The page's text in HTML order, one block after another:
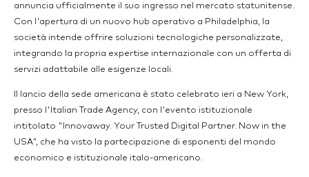
annuncia ufficialmente il suo ingresso nel mercato statunitense.
Con l'apertura di un nuovo hub operativo a Philadelphia, la
società intende offrire soluzioni tecnologiche personalizzate,
integrando la propria expertise internazionale con un offerta di
servizi adattabile alle esigenze locali.
Il lancio della sede americana è stato celebrato ieri a New York,
presso l'Italian Trade Agency, con l'evento istituzionale
intitolato "Innovaway. Your Trusted Digital Partner. Now in the
USA", che ha visto la partecipazione di esponenti del mondo
economico e istituzionale italo-americano.